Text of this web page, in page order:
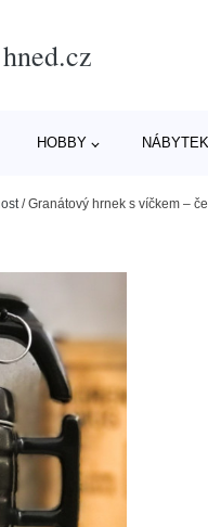
HOBBY NÁBYTEK
/Granátový hrnek s víčkem –